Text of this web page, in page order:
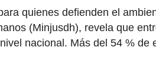
quienes defienden el
(Minjusdh), revela que
nacional. Más del 54 %